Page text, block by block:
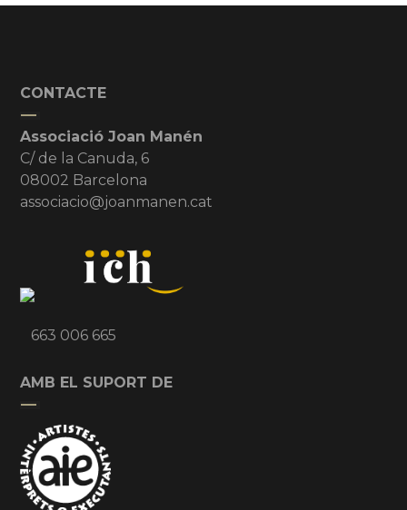
CONTACTE
Associació Joan Manén
C/ de la Canuda, 6
08002 Barcelona
associacio@joanmanen.cat
663 006 665
AMB EL SUPORT DE